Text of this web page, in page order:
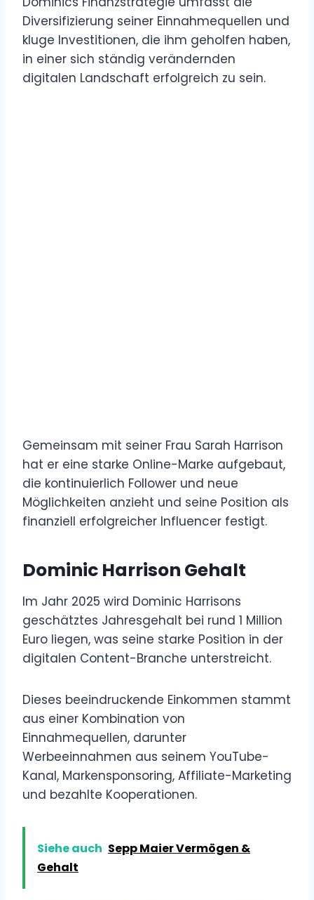
Diversifizierung seiner Einnahmequellen und
kluge Investitionen, die ihm geholfen haben,
in einer sich ständig verändernden
digitalen Landschaft erfolgreich zu sein.
Gemeinsam mit seiner Frau Sarah Harrison
hat er eine starke Online-Marke aufgebaut,
die kontinuierlich Follower und neue
Möglichkeiten anzieht und seine Position als
finanziell erfolgreicher Influencer festigt.
Dominic Harrison Gehalt
Im Jahr 2025 wird Dominic Harrisons
geschätztes Jahresgehalt bei rund 1 Million
Euro liegen, was seine starke Position in der
digitalen Content-Branche unterstreicht.
Dieses beeindruckende Einkommen stammt
aus einer Kombination von
Einnahmequellen, darunter
Werbeeinnahmen aus seinem YouTube-
Kanal, Markensponsoring, Affiliate-Marketing
und bezahlte Kooperationen.
Siehe auch Sepp Maier Vermögen &
Gehalt